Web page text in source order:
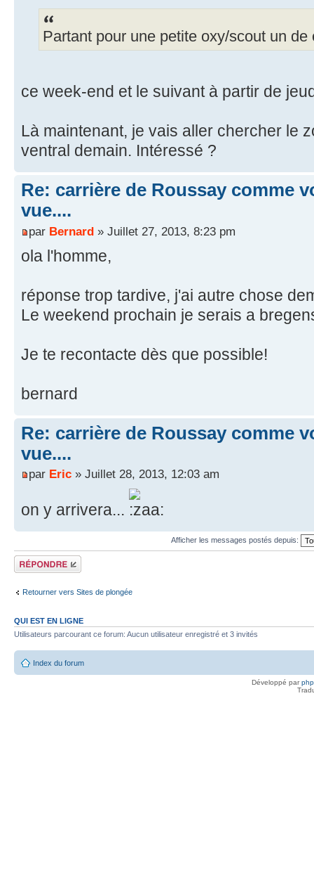
Partant pour une petite oxy/scout un de
ce week-end et le suivant à partir de
Là maintenant, je vais aller chercher le
ventral demain. Intéressé ?
Re: carrière de Roussay comme
vue....
par Bernard » Juillet 27, 2013, 8:23 pm
ola l'homme,
réponse trop tardive, j'ai autre chose
Le weekend prochain je serais a
Je te recontacte dès que possible!
bernard
Re: carrière de Roussay comme
vue....
par Eric » Juillet 28, 2013, 12:03 am
on y arrivera...
Afficher les messages postés depuis:
Répondre
Retourner vers Sites de plongée
QUI EST EN LIGNE
Utilisateurs parcourant ce forum: Aucun utilisateur enregistré et 3 invités
Index du forum
Développé par